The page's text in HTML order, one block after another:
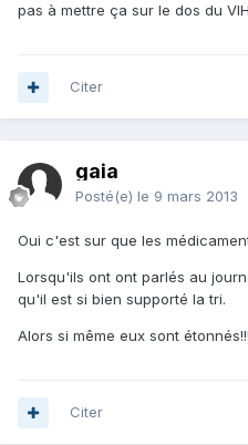
pas à mettre ça sur le dos du
Citer
gaia
Posté(e) le 9 mars 2013
Oui c'est sur que les
Lorsqu'ils ont ont parlés au
qu'il est si bien supporté la tri.
Alors si même eux sont étonnés!!!
Citer